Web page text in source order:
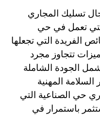
تسليك المجاري
تعمل في حي
الفريدة التي تجعلها
تتجاوز مجرد
الجودة الشاملة
السلامة المهنية
حي الصناعية التي
باستمرار في